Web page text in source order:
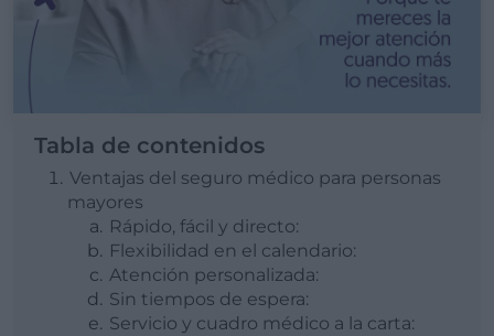
Tabla de contenidos
Ventajas del seguro médico para personas
mayores
Rápido, fácil y directo:
Flexibilidad en el calendario:
Atención personalizada:
Sin tiempos de espera:
Servicio y cuadro médico a la carta: